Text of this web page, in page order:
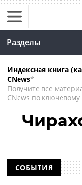
Разделы
Индексная книга
CNews*
Получите все
CNews по ключевому
СОБЫТИЯ